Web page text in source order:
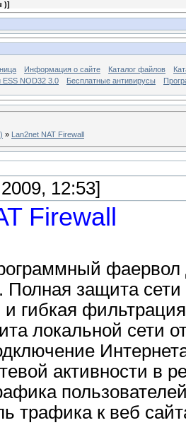
)]
Информация о сайте Каталог файлов
ESS NOD32 3.0
Бесплатные антивирусы
» Lan2net NAT Firewall
12:53]
Firewall
фаервол
Полная защита
и гибкая
локальной сети
активности в
трафика к веб